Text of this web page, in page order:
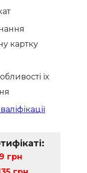
картку
їх
грн